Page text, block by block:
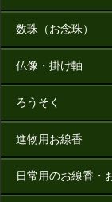
数珠（お念珠）
仏像・掛け軸
ろうそく
進物用お線香
日常用のお線香・